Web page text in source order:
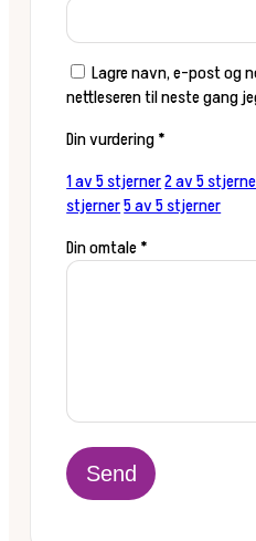
Lagre navn, e-post og
nettleseren til neste gang
Din vurdering*
1 av 5 stjerner2 av 5
stjerner5 av 5 stjerner
Din omtale*